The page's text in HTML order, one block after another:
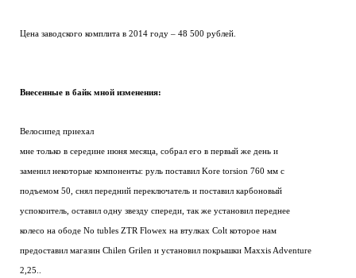
Цена заводского комплита в 2014 году – 48 500 рублей.
Внесенные в байк мной изменения:
Велосипед приехал
мне только в середине июня месяца, собрал его в первый же день и
заменил некоторые компоненты: руль поставил Kore torsion 760 мм с
подъемом 50, снял передний переключатель и поставил карбоновый
успокоитель, оставил одну звезду спереди, так же установил переднее
колесо на ободе No tubles ZTR Flowex на втулках Colt которое нам
предоставил магазин Chilen Grilen и установил покрышки Maxxis Adventure
2,25..